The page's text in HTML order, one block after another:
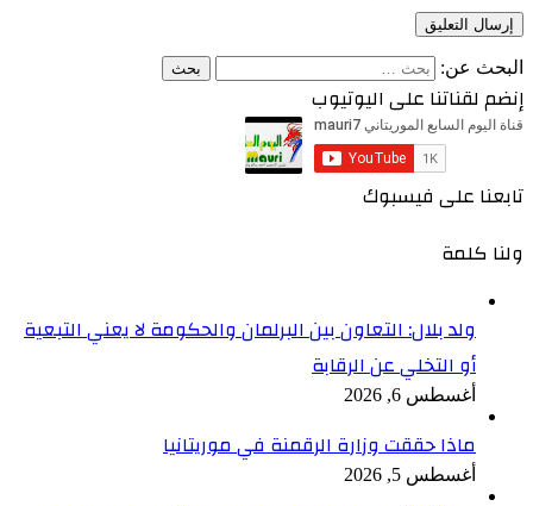
البحث عن:
إنضم لقناتنا على اليوتيوب
تابعنا على فيسبوك
ولنا كلمة
ولد بلال: التعاون بين البرلمان والحكومة لا يعني التبعية
أو التخلي عن الرقابة
أغسطس 6, 2026
ماذا حققت وزارة الرقمنة في موريتانيا
أغسطس 5, 2026